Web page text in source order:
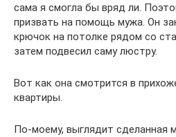
сама я смогла бы вряд ли.
призвать на помощь мужа. Он
крючок на потолке рядом со
затем подвесил саму люстру.
Вот как она смотрится в
квартиры.
По-моему, выглядит сделанная